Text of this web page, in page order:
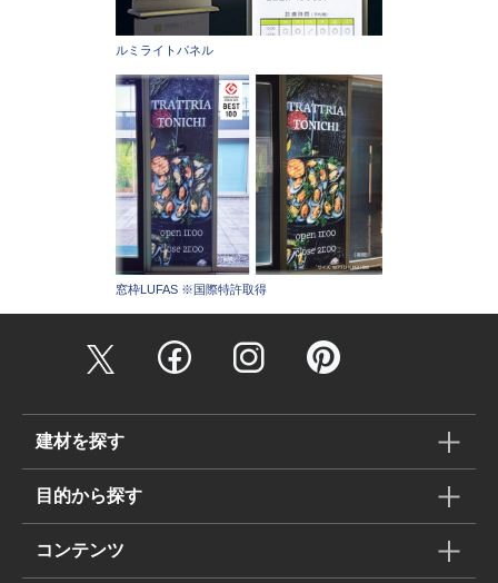
ルミライトパネル
窓枠LUFAS ※国際特許取得
建材を探す
目的から探す
コンテンツ